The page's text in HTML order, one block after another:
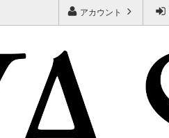
アカウント